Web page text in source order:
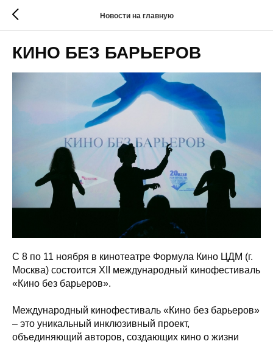
Новости на главную
КИНО БЕЗ БАРЬЕРОВ
С 8 по 11 ноября в кинотеатре Формула Кино ЦДМ (г.
Москва) состоится XII международный кинофестиваль
«Кино без барьеров».
Международный кинофестиваль «Кино без барьеров»
– это уникальный инклюзивный проект,
объединяющий авторов, создающих кино о жизни